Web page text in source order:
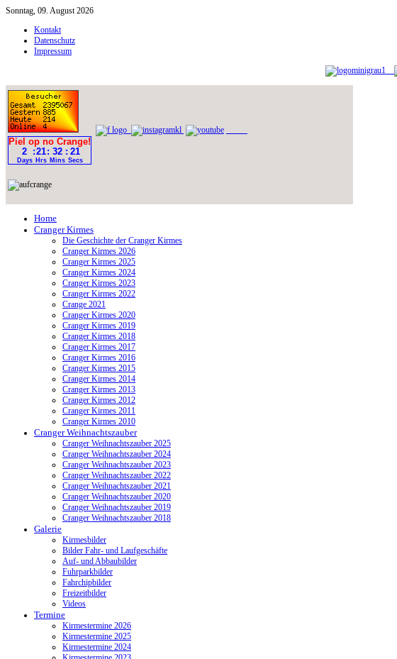
Sonntag, 09. August 2026
Kontakt
Datenschutz
Impressum
Home
Cranger Kirmes
Die Geschichte der Cranger Kirmes
Cranger Kirmes 2026
Cranger Kirmes 2025
Cranger Kirmes 2024
Cranger Kirmes 2023
Cranger Kirmes 2022
Crange 2021
Cranger Kirmes 2020
Cranger Kirmes 2019
Cranger Kirmes 2018
Cranger Kirmes 2017
Cranger Kirmes 2016
Cranger Kirmes 2015
Cranger Kirmes 2014
Cranger Kirmes 2013
Cranger Kirmes 2012
Cranger Kirmes 2011
Cranger Kirmes 2010
Cranger Weihnachtszauber
Cranger Weihnachtszauber 2025
Cranger Weihnachtszauber 2024
Cranger Weihnachtszauber 2023
Cranger Weihnachtszauber 2022
Cranger Weihnachtszauber 2021
Cranger Weihnachtszauber 2020
Cranger Weihnachtszauber 2019
Cranger Weihnachtszauber 2018
Galerie
Kirmesbilder
Bilder Fahr- und Laufgeschäfte
Auf- und Abbaubilder
Fuhrparkbilder
Fahrchipbilder
Freizeitbilder
Videos
Termine
Kirmestermine 2026
Kirmestermine 2025
Kirmestermine 2024